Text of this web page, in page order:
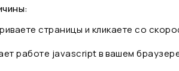
страницы и кликаете со
работе javascript в вашем